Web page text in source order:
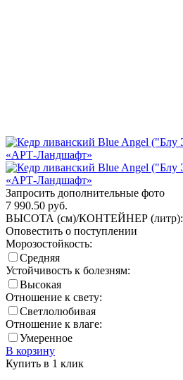
Запросить дополнительные фото
7 990.50 руб.
ВЫСОТА (см)/КОНТЕЙНЕР (литр):
Оповестить о поступлении
Морозостойкость:
Средняя
Устойчивость к болезням:
Высокая
Отношение к свету:
Светлолюбивая
Отношение к влаге:
Умеренное
В корзину
Купить в 1 клик